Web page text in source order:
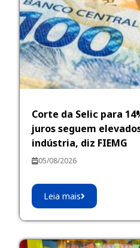
Corte da Selic para
juros seguem
indústria, diz FIEMG
05/08/2026
Leia mais